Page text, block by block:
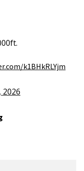
k1BHkRLYjm
2026